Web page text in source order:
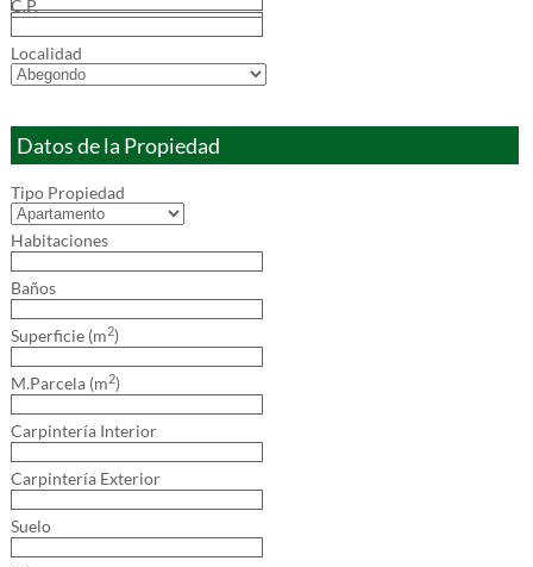
C.P.
Localidad
Datos de la Propiedad
Tipo Propiedad
Habitaciones
Baños
Superficie (m2)
M.Parcela (m2)
Carpintería Interior
Carpintería Exterior
Suelo